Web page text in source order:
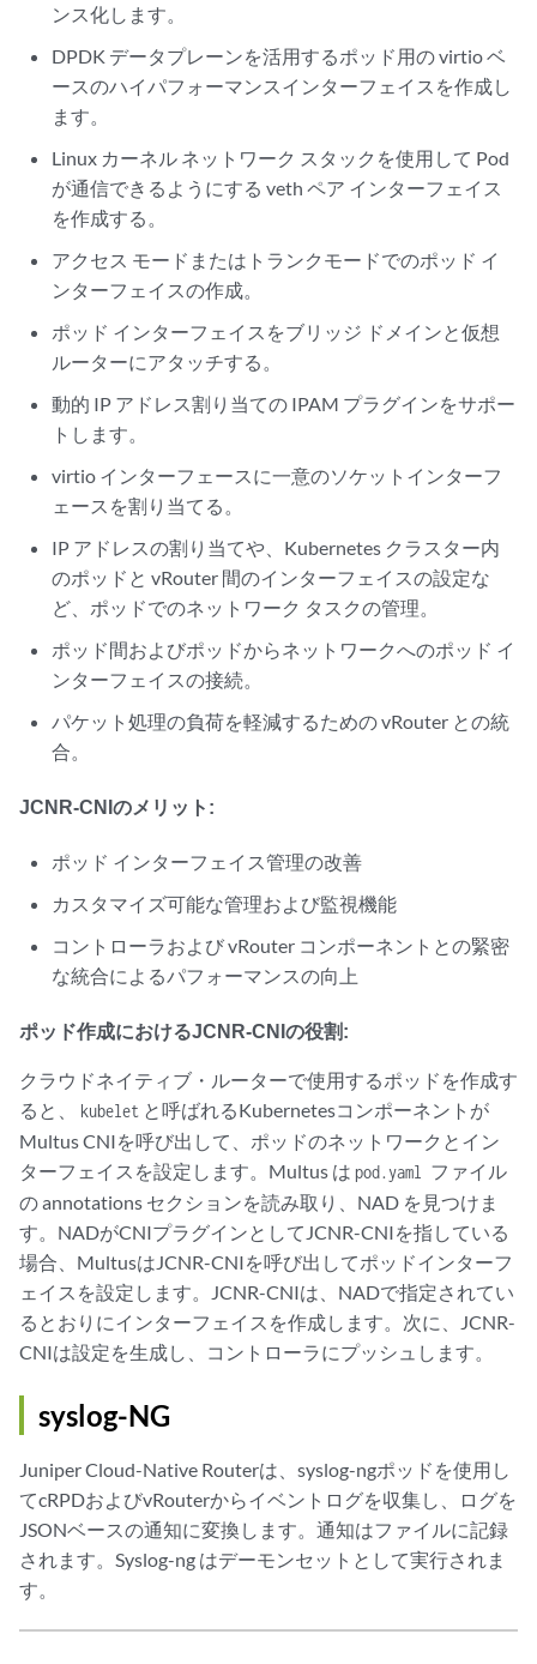
ンス化します。
DPDK データプレーンを活用するポッド用の virtio ベ
ースのハイパフォーマンスインターフェイスを作成し
ます。
Linux カーネル ネットワーク スタックを使用して Pod
が通信できるようにする veth ペア インターフェイス
を作成する。
アクセス モードまたはトランクモードでのポッド イ
ンターフェイスの作成。
ポッド インターフェイスをブリッジ ドメインと仮想
ルーターにアタッチする。
動的 IP アドレス割り当ての IPAM プラグインをサポー
トします。
virtio インターフェースに一意のソケットインターフ
ェースを割り当てる。
IP アドレスの割り当てや、Kubernetes クラスター内
のポッドと vRouter 間のインターフェイスの設定な
ど、ポッドでのネットワーク タスクの管理。
ポッド間およびポッドからネットワークへのポッド イ
ンターフェイスの接続。
パケット処理の負荷を軽減するための vRouter との統
合。
JCNR-CNIのメリット:
ポッド インターフェイス管理の改善
カスタマイズ可能な管理および監視機能
コントローラおよび vRouter コンポーネントとの緊密
な統合によるパフォーマンスの向上
ポッド作成におけるJCNR-CNIの役割:
クラウドネイティブ・ルーターで使用するポッドを作成す
ると、
kubelet と呼ばれるKubernetesコンポーネントが
Multus CNIを呼び出して、ポッドのネットワークとイン
ターフェイスを設定します。Multus は pod.yaml ファイル
の annotations セクションを読み取り、NAD を見つけま
す。NADがCNIプラグインとしてJCNR-CNIを指している
場合、MultusはJCNR-CNIを呼び出してポッドインターフ
ェイスを設定します。JCNR-CNIは、NADで指定されてい
るとおりにインターフェイスを作成します。次に、JCNR-
CNIは設定を生成し、コントローラにプッシュします。
syslog-NG
Juniper Cloud-Native Routerは、syslog-ngポッドを使用し
てcRPDおよびvRouterからイベントログを収集し、ログを
JSONベースの通知に変換します。通知はファイルに記録
されます。Syslog-ng はデーモンセットとして実行されま
す。